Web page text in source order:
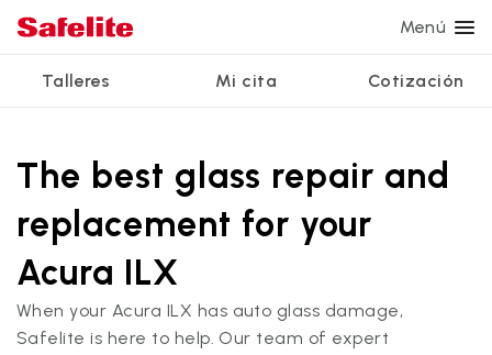
Menú
Talleres Mi cita Cotización
Servicios
Reparación de parabrisas
Reemplazo de parabrisas
Reemplazo del vidrio trasero
Reemplazo de ventanilla lateral
Reparación de ventanillas eléctricas
Recalibrado de los sistemas de seguridad
Reparación y reemplazo comercial
Reseñas de clientes
Garantía nacional
Safelite Foundation
Ver todos los servicios
Estamos contratando
Mi cita
The best glass repair and
replacement for your
Acura ILX
When your Acura ILX has auto glass damage,
Safelite is here to help. Our team of expert